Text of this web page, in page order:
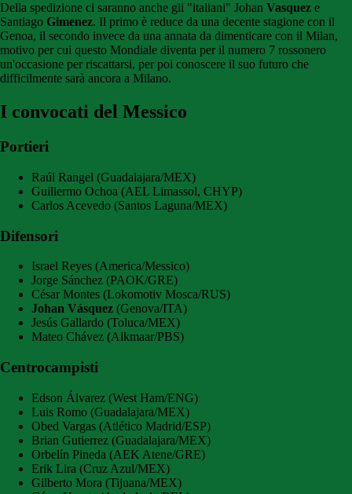
Della spedizione ci saranno anche gli "italiani" Johan Vasquez e
Santiago Gimenez. Il primo è reduce da una decente stagione con il
Genoa, il secondo invece da una annata da dimenticare con il Milan,
motivo per cui questo Mondiale diventa per il numero 7 rossonero
un'occasione per riscattarsi, per poi conoscere il suo futuro che
difficilmente sarà ancora a Milano.
I convocati del Messico
Portieri
Raúl Rangel (Guadalajara/MEX)
Guillermo Ochoa (AEL Limassol, CHYP)
Carlos Acevedo (Santos Laguna/MEX)
Difensori
Israel Reyes (America/Messico)
Jorge Sánchez (PAOK/GRE)
César Montes (Lokomotiv Mosca/RUS)
Johan Vásquez (Genova/ITA)
Jesús Gallardo (Toluca/MEX)
Mateo Chávez (Alkmaar/PBS)
Centrocampisti
Edson Álvarez (West Ham/ENG)
Luis Romo (Guadalajara/MEX)
Obed Vargas (Atlético Madrid/ESP)
Brian Gutierrez (Guadalajara/MEX)
Orbelín Pineda (AEK Atene/GRE)
Erik Lira (Cruz Azul/MEX)
Gilberto Mora (Tijuana/MEX)